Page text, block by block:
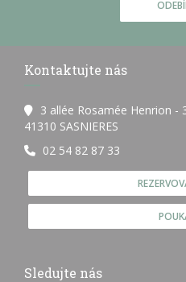
Kontaktujte nás
3 allée Rosamée Henrion -
41310 SASNIERES
02 54 82 87 33
Sledujte nás